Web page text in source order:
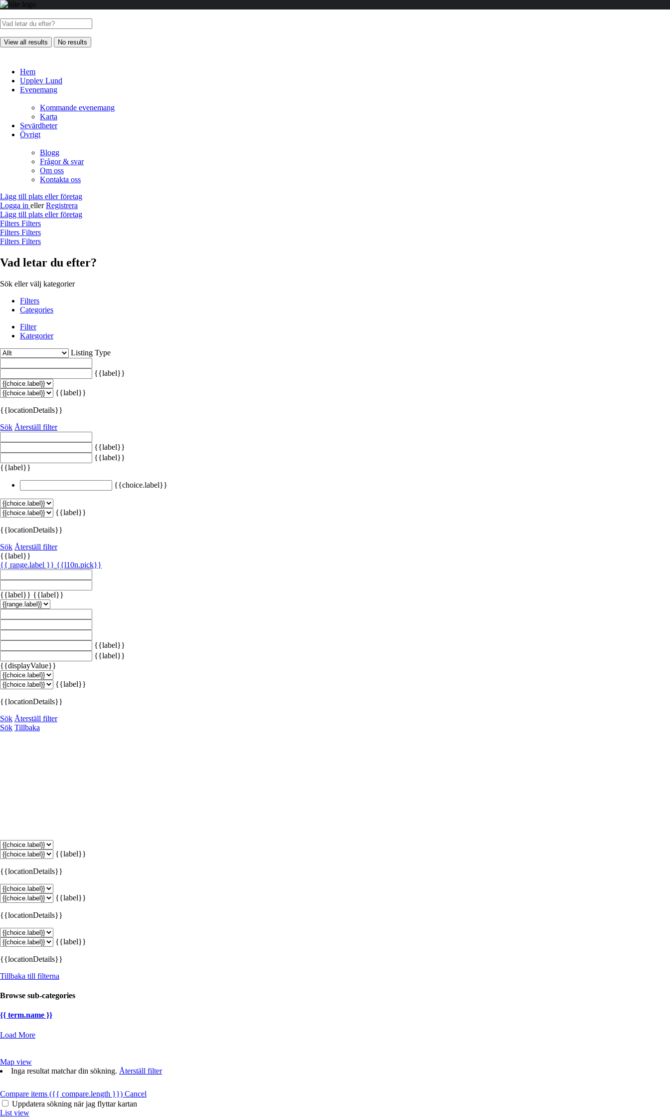
View all results No results
Hem
Upplev Lund
Evenemang
Kommande evenemang
Karta
Sevärdheter
Övrigt
Blogg
Frågor & svar
Om oss
Kontakta oss
Lägg till plats eller företag
Logga in eller Registrera
Lägg till plats eller företag
Filters Filters
Filters Filters
Filters Filters
Vad letar du efter?
Sök eller välj kategorier
Filters
Categories
Filter
Kategorier
Listing Type
{{label}}
{{label}}
{{locationDetails}}
Sök Återställ filter
{{label}}
{{label}}
{{label}}
{{choice.label}}
{{label}}
{{locationDetails}}
Sök Återställ filter
{{label}}
{{ range.label }} {{l10n.pick}}
{{label}} {{label}}
{{label}}
{{label}}
{{displayValue}}
{{label}}
{{locationDetails}}
Sök Återställ filter
Sök Tillbaka
{{label}}
{{locationDetails}}
{{label}}
{{locationDetails}}
{{label}}
{{locationDetails}}
Tillbaka till filterna
Browse sub-categories
{{ term.name }}
Load More
Map view
Inga resultat matchar din sökning. Återställ filter
Compare items ({{ compare.length }}) Cancel
Uppdatera sökning när jag flyttar kartan
List view